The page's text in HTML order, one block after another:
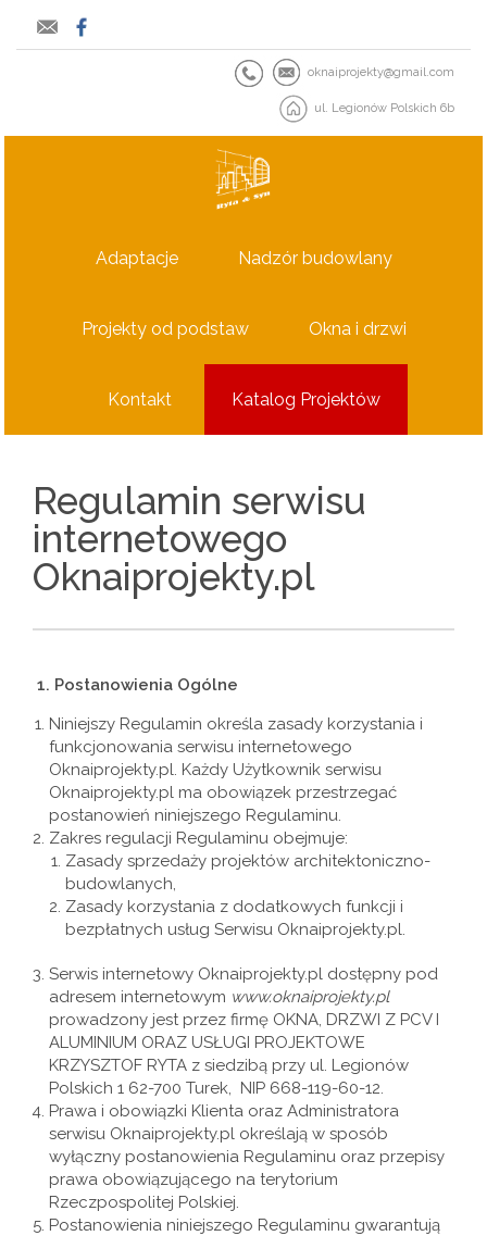
oknaiprojekty@gmail.com
ul. Legionów Polskich 6b
Adaptacje Nadzór budowlany
Projekty od podstaw Okna i drzwi
Kontakt Katalog Projektów
Regulamin serwisu
internetowego
Oknaiprojekty.pl
1. Postanowienia Ogólne
Niniejszy Regulamin określa zasady korzystania i
funkcjonowania serwisu internetowego
Oknaiprojekty.pl. Każdy Użytkownik serwisu
Oknaiprojekty.pl ma obowiązek przestrzegać
postanowień niniejszego Regulaminu.
Zakres regulacji Regulaminu obejmuje:
Zasady sprzedaży projektów architektoniczno-
budowlanych,
Zasady korzystania z dodatkowych funkcji i
bezpłatnych usług Serwisu Oknaiprojekty.pl.
Serwis internetowy Oknaiprojekty.pl dostępny pod
adresem internetowym www.oknaiprojekty.pl
prowadzony jest przez firmę OKNA, DRZWI Z PCV I
ALUMINIUM ORAZ USŁUGI PROJEKTOWE
KRZYSZTOF RYTA z siedzibą przy ul. Legionów
Polskich 1 62-700 Turek, NIP 668-119-60-12.
Prawa i obowiązki Klienta oraz Administratora
serwisu Oknaiprojekty.pl określają w sposób
wyłączny postanowienia Regulaminu oraz przepisy
prawa obowiązującego na terytorium
Rzeczpospolitej Polskiej.
Postanowienia niniejszego Regulaminu gwarantują